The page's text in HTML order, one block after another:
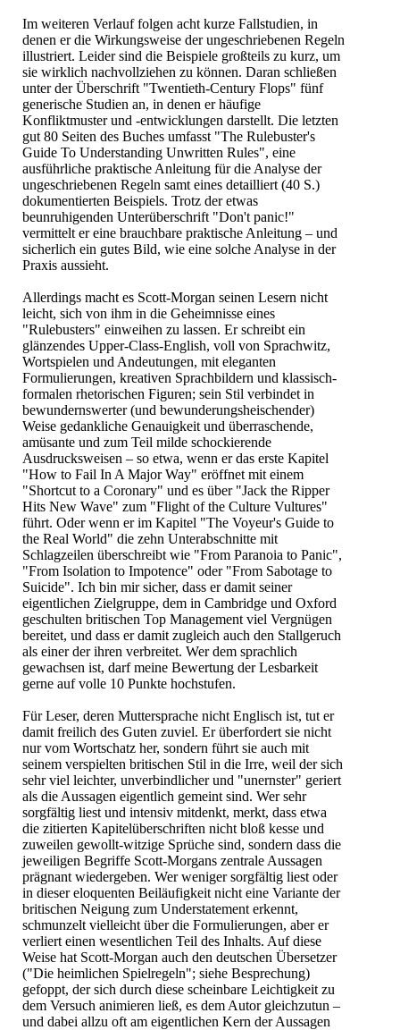
Im weiteren Verlauf folgen acht kurze Fallstudien, in
denen er die Wirkungsweise der ungeschriebenen Regeln
illustriert. Leider sind die Beispiele großteils zu kurz, um
sie wirklich nachvollziehen zu können. Daran schließen
unter der Überschrift "Twentieth-Century Flops" fünf
generische Studien an, in denen er häufige
Konfliktmuster und -entwicklungen darstellt. Die letzten
gut 80 Seiten des Buches umfasst "The Rulebuster's
Guide To Understanding Unwritten Rules", eine
ausführliche praktische Anleitung für die Analyse der
ungeschriebenen Regeln samt eines detailliert (40 S.)
dokumentierten Beispiels. Trotz der etwas
beunruhigenden Unterüberschrift "Don't panic!"
vermittelt er eine brauchbare praktische Anleitung – und
sicherlich ein gutes Bild, wie eine solche Analyse in der
Praxis aussieht.
Allerdings macht es Scott-Morgan seinen Lesern nicht
leicht, sich von ihm in die Geheimnisse eines
"Rulebusters" einweihen zu lassen. Er schreibt ein
glänzendes Upper-Class-English, voll von Sprachwitz,
Wortspielen und Andeutungen, mit eleganten
Formulierungen, kreativen Sprachbildern und klassisch-
formalen rhetorischen Figuren; sein Stil verbindet in
bewundernswerter (und bewunderungsheischender)
Weise gedankliche Genauigkeit und überraschende,
amüsante und zum Teil milde schockierende
Ausdrucksweisen – so etwa, wenn er das erste Kapitel
"How to Fail In A Major Way" eröffnet mit einem
"Shortcut to a Coronary" und es über "Jack the Ripper
Hits New Wave" zum "Flight of the Culture Vultures"
führt. Oder wenn er im Kapitel "The Voyeur's Guide to
the Real World" die zehn Unterabschnitte mit
Schlagzeilen überschreibt wie "From Paranoia to Panic",
"From Isolation to Impotence" oder "From Sabotage to
Suicide". Ich bin mir sicher, dass er damit seiner
eigentlichen Zielgruppe, dem in Cambridge und Oxford
geschulten britischen Top Management viel Vergnügen
bereitet, und dass er damit zugleich auch den Stallgeruch
als einer der ihren verbreitet. Wer dem sprachlich
gewachsen ist, darf meine Bewertung der Lesbarkeit
gerne auf volle 10 Punkte hochstufen.
Für Leser, deren Muttersprache nicht Englisch ist, tut er
damit freilich des Guten zuviel. Er überfordert sie nicht
nur vom Wortschatz her, sondern führt sie auch mit
seinem verspielten britischen Stil in die Irre, weil der sich
sehr viel leichter, unverbindlicher und "unernster" geriert
als die Aussagen eigentlich gemeint sind. Wer sehr
sorgfältig liest und intensiv mitdenkt, merkt, dass etwa
die zitierten Kapitelüberschriften nicht bloß kesse und
zuweilen gewollt-witzige Sprüche sind, sondern dass die
jeweiligen Begriffe Scott-Morgans zentrale Aussagen
prägnant wiedergeben. Wer weniger sorgfältig liest oder
in dieser eloquenten Beiläufigkeit nicht eine Variante der
britischen Neigung zum Understatement erkennt,
schmunzelt vielleicht über die Formulierungen, aber er
verliert einen wesentlichen Teil des Inhalts. Auf diese
Weise hat Scott-Morgan auch den deutschen Übersetzer
("Die heimlichen Spielregeln"; siehe Besprechung)
gefoppt, der sich durch diese scheinbare Leichtigkeit zu
dem Versuch animieren ließ, es dem Autor gleichzutun –
und dabei allzu oft am eigentlichen Kern der Aussagen